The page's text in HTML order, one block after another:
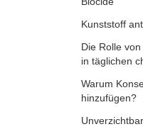
Kunststoff
Die Rolle
in täglichen
Warum
hinzufügen?